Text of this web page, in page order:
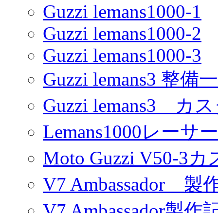
Guzzi lemans1000-1
Guzzi lemans1000-2
Guzzi lemans1000-3
Guzzi lemans3 整備
Guzzi lemans3 カ
Lemans1000レーサ
Moto Guzzi V50-3カ
V7 Ambassador 製